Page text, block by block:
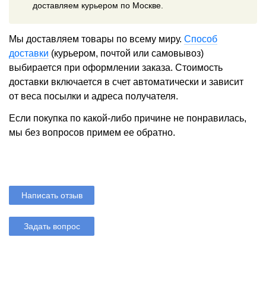
доставляем курьером по Москве.
Мы доставляем товары по всему миру. Способ
доставки (курьером, почтой или самовывоз)
выбирается при оформлении заказа. Стоимость
доставки включается в счет автоматически и зависит
от веса посылки и адреса получателя.
Если покупка по какой-либо причине не понравилась,
мы без вопросов примем ее обратно.
Написать отзыв
Задать вопрос